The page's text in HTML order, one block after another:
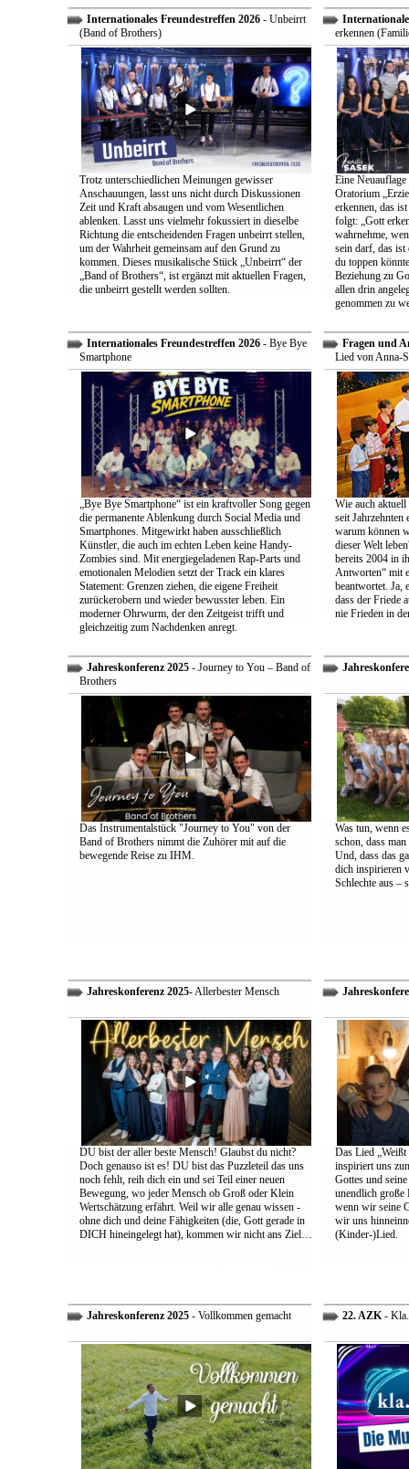
Internationales Freundestreffen 2026- Unbeirrt
(Band of Brothers)
Trotz unterschiedlichen Meinungen gewisser
Anschauungen, lasst uns nicht durch Diskussionen
Zeit und Kraft absaugen und vom Wesentlichen
ablenken. Lasst uns vielmehr fokussiert in dieselbe
Richtung die entscheidenden Fragen unbeirrt stellen,
um der Wahrheit gemeinsam auf den Grund zu
kommen. Dieses musikalische Stück „Unbeirrt“ der
„Band of Brothers“, ist ergänzt mit aktuellen Fragen,
die unbeirrt gestellt werden sollten.
erkennen
Eine Neuauflage
Oratorium
erkennen, das
folgt: „Gott
wahrnehme,
sein darf, das ist
du toppen
Beziehung zu
allen drin
genommen zu
Internationales Freundestreffen 2026- Bye Bye
Smartphone
„Bye Bye Smartphone“ ist ein kraftvoller Song gegen
die permanente Ablenkung durch Social Media und
Smartphones. Mitgewirkt haben ausschließlich
Künstler, die auch im echten Leben keine Handy-
Zombies sind. Mit energiegeladenen Rap-Parts und
emotionalen Melodien setzt der Track ein klares
Statement: Grenzen ziehen, die eigene Freiheit
zurückerobern und wieder bewusster leben. Ein
moderner Ohrwurm, der den Zeitgeist trifft und
gleichzeitig zum Nachdenken anregt.
Fragen und
Lied von Anna-
Wie auch
seit Jahrzehnten
warum können
dieser Welt
bereits 2004 in
Antworten“ mit
beantwortet. Ja,
dass der Friede
nie Frieden in
Jahreskonferenz 2025- Journey to You – Band of
Brothers
Das Instrumentalstück "Journey to You" von der
Band of Brothers nimmt die Zuhörer mit auf die
bewegende Reise zu IHM.
Was tun, wenn
schon, dass
Und, dass das
dich inspirieren
Schlechte aus –
Jahreskonferenz 2025- Allerbester Mensch
DU bist der aller beste Mensch! Glaubst du nicht?
Doch genauso ist es! DU bist das Puzzleteil das uns
noch fehlt, reih dich ein und sei Teil einer neuen
Bewegung, wo jeder Mensch ob Groß oder Klein
Wertschätzung erfährt. Weil wir alle genau wissen -
ohne dich und deine Fähigkeiten (die, Gott gerade in
DICH hineingelegt hat), kommen wir nicht ans Ziel…
Das Lied
inspiriert uns
Gottes und
unendlich große
wenn wir seine
wir uns
(Kinder-)Lied.
Jahreskonferenz 2025- Vollkommen gemacht 22. AZK-